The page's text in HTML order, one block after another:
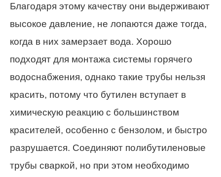
Благодаря этому качеству они выдерживают
высокое давление, не лопаются даже тогда,
когда в них замерзает вода. Хорошо
подходят для монтажа системы горячего
водоснабжения, однако такие трубы нельзя
красить, потому что бутилен вступает в
химическую реакцию с большинством
красителей, особенно с бензолом, и быстро
разрушается. Соединяют полибутиленовые
трубы сваркой, но при этом необходимо